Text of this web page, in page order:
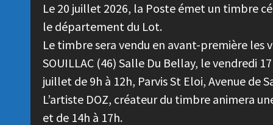
Le 20 juillet 2026, la Poste émet un timbre
le département du Lot.
Le timbre sera vendu en avant-première les
SOUILLAC (46) Salle Du Bellay, le vendredi
juillet de 9h à 12h, Parvis St Eloi, Avenue de
L’artiste DOZ, créateur du timbre animera
et de 14h à 17h.